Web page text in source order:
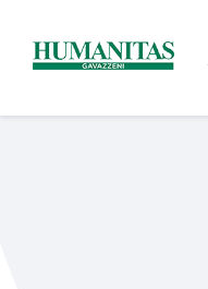
content